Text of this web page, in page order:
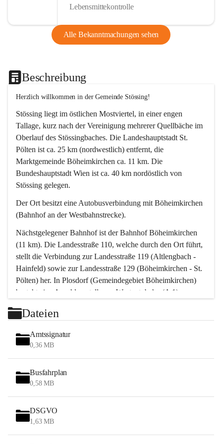
Lebensmittekontrolle
Alle Bekanntmachungen sehen
Beschreibung
Herzlich willkommen in der Gemeinde Stössing!
Stössing liegt im östlichen Mostviertel, in einer engen
Tallage, kurz nach der Vereinigung mehrerer Quellbäche im
Oberlauf des Stössingbaches. Die Landeshauptstadt St.
Pölten ist ca. 25 km (nordwestlich) entfernt, die
Marktgemeinde Böheimkirchen ca. 11 km. Die
Bundeshauptstadt Wien ist ca. 40 km nordöstlich von
Stössing gelegen.
Der Ort besitzt eine Autobusverbindung mit Böheimkirchen
(Bahnhof an der Westbahnstrecke).
Nächstgelegener Bahnhof ist der Bahnhof Böheimkirchen
(11 km). Die Landesstraße 110, welche durch den Ort führt,
stellt die Verbindung zur Landesstraße 119 (Altlengbach -
Hainfeld) sowie zur Landesstraße 129 (Böheimkirchen - St.
Pölten) her. In Plosdorf (Gemeindegebiet Böheimkirchen)
besteht eine Anschlussstelle zur Westautobahn (A 1).
Wien erreicht man in ca. 45 Minuten.
Stössing zählt noch zum Naherholungsraum Wien sowie
zum Naherholungsraum St. Pölten. Viele Bauernhöfe hatten
„ihre Wiener“. Seit 1960 bauten viele Wiener
Wochenendhäuser im Gemeindegebiet. Wegen des
waldreichen Jagdgebietes haben viele Jagdpächter ihre
Das Wandern ist aus touristischer Sicht die bedeutendste
Tätigkeit. Das hügelige Gebiet mit Wanderwegen durch
Wiesen, Wälder und Obstkulturen lädt dazu ein. Gefördert
Dateien
Amtssignatur
0,36 MB
Busfahrplan
0,58 MB
DSGVO
1,63 MB